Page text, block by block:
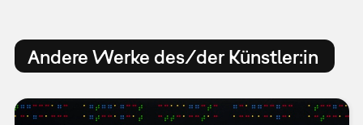
Andere Werke des/der Künstler:in